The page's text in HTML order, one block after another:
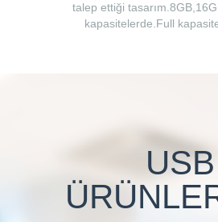
talep ettiği
kapasitelerde.Full
USB